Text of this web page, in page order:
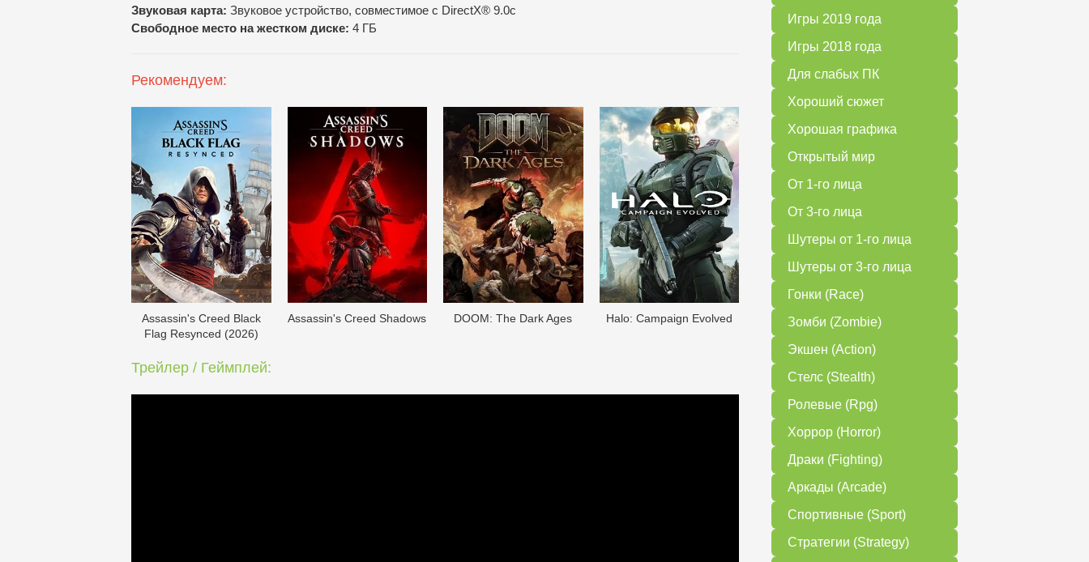
Звуковая карта: Звуковое устройство, совместимое с DirectX® 9.0с
Свободное место на жестком диске: 4 ГБ
Рекомендуем:
Assassin's Creed Black
Flag Resynced (2026)
Assassin's Creed Shadows DOОM: The Dark Ages Halo: Campaign Evolved
Трейлер / Геймплей:
Игры 2019 года
Игры 2018 года
Для слабых ПК
Хороший сюжет
Хорошая графика
Открытый мир
От 1-го лица
От 3-го лица
Шутеры от 1-го лица
Шутеры от 3-го лица
Гонки (Race)
Зомби (Zombie)
Экшен (Action)
Стелс (Stealth)
Ролевые (Rpg)
Хоррор (Horror)
Драки (Fighting)
Аркады (Arcade)
Спортивные (Sport)
Стратегии (Strategy)